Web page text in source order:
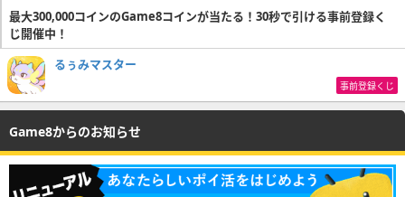
最大300,000コインのGame8コインが当たる！30秒で引ける事前登録く
じ開催中！
るぅみマスター
事前登録くじ
Game8からのお知らせ